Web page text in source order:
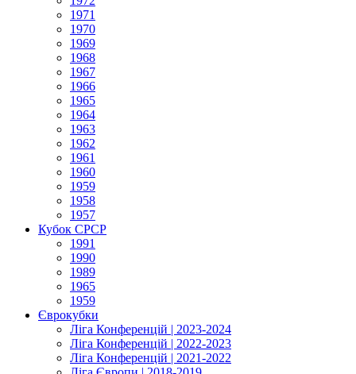
1971
1970
1969
1968
1967
1966
1965
1964
1963
1962
1961
1960
1959
1958
1957
Кубок СРСР
1991
1990
1989
1965
1959
Єврокубки
Ліга Конференцій | 2023-2024
Ліга Конференцій | 2022-2023
Ліга Конференцій | 2021-2022